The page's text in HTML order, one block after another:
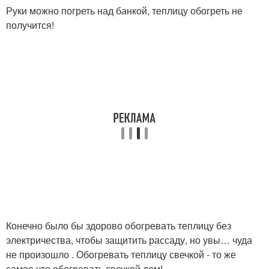
Руки можно погреть над банкой, теплицу обогреть не
получится!
Конечно было бы здорово обогревать теплицу без
электричества, чтобы защитить рассаду, но увы… чуда
не произошло . Обогревать теплицу свечкой - то же